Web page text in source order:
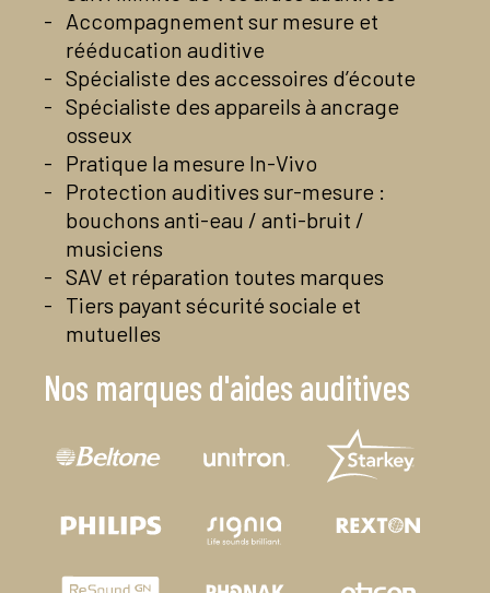
Accompagnement sur mesure et
rééducation auditive
Spécialiste des accessoires d’écoute
Spécialiste des appareils à ancrage
osseux
Pratique la mesure In-Vivo
Protection auditives sur-mesure :
bouchons anti-eau / anti-bruit /
musiciens
SAV et réparation toutes marques
Tiers payant sécurité sociale et
mutuelles
Nos marques d'aides auditives